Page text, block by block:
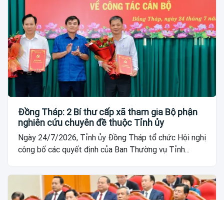
Đồng Tháp: 2 Bí thư cấp xã tham gia Bộ phận
nghiên cứu chuyên đề thuộc Tỉnh ủy
Ngày 24/7/2026, Tỉnh ủy Đồng Tháp tổ chức Hội nghị
công bố các quyết định của Ban Thường vụ Tỉnh...